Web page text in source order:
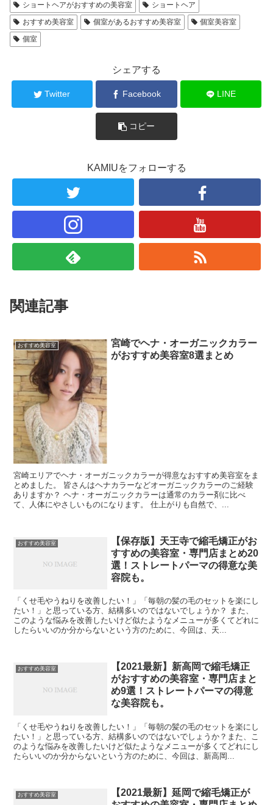
ショートヘアがおすすめの美容室
ショートヘア
おすすめ美容室
個室があるおすすめ美容室
個室美容室
個室
シェアする
Twitter Facebook LINE
コピー
KAMIUをフォローする
関連記事
おすすめ美容室
宮崎でヘナ・オーガニックカラー
がおすすめ美容室8選まとめ
宮崎エリアでヘナ・オーガニックカラーが得意なおすすめ美容室をま
とめました。 皆さんはヘナカラーなどオーガニックカラーのご経験
ありますか？ ヘナ・オーガニックカラーは通常のカラー剤に比べ
て、人体にやさしいものになります。 仕上がりも自然で、...
おすすめ美容室
【保存版】天王寺で縮毛矯正がお
すすめの美容室・専門店まとめ20
選！ストレートパーマの得意な美
容院も。
「くせ毛やうねりを改善したい！」「毎朝の髪の毛のセットを楽にし
たい！」と思っている方、結構多いのではないでしょうか？ また、
このような悩みを改善したいけど似たようなメニューが多くてどれに
したらいいのか分からないという方のために、今回は、天...
おすすめ美容室
【2021最新】新高岡で縮毛矯正
がおすすめの美容室・専門店まと
め9選！ストレートパーマの得意
な美容院も。
「くせ毛やうねりを改善したい！」「毎朝の髪の毛のセットを楽にし
たい！」と思っている方、結構多いのではないでしょうか？また、こ
のような悩みを改善したいけど似たようなメニューが多くてどれにし
たらいいのか分からないという方のために、今回は、新高岡...
おすすめ美容室
【2021最新】延岡で縮毛矯正が